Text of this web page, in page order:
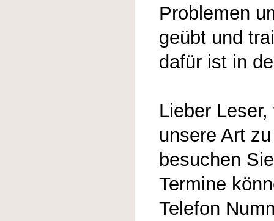
Problemen
geübt und
dafür ist in
Lieber
unsere Art
besuchen
Termine
Telefon